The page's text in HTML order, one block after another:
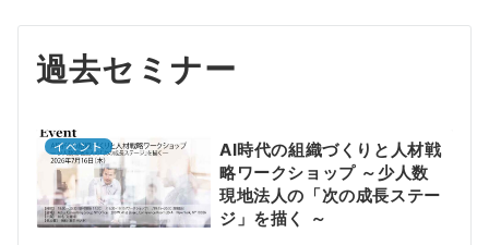
過去セミナー
イベント
AI時代の組織づくりと人材戦
略ワークショップ ～少人数
現地法人の「次の成長ステー
ジ」を描く ～